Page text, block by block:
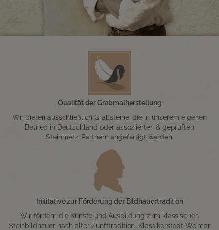
Qualität der Grabmalherstellung
Wir bieten ausschließlich Grabsteine, die in unserem eigenen
Betrieb in Deutschland oder assoziierten & geprüften
Steinmetz-Partnern angefertigt werden.
Inititative zur Förderung der Bildhauertradition
Wir fördern die Künste und Ausbildung zum klassischen
Steinbildhauer nach alter Zunfttradition. Klassikerstadt Weimar